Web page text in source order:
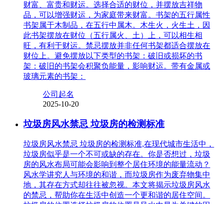
财富、富贵和财运。选择合适的财位，并摆放吉祥物
品，可以增强财运，为家庭带来财富。书架的五行属性
书架属于木制品，在五行中属木。木生火，火生土，因
此书架摆放在财位（五行属火、土）上，可以相生相
旺，有利于财运。禁忌摆放并非任何书架都适合摆放在
财位上。避免摆放以下类型的书架：破旧或损坏的书
架：破旧的书架会积聚负能量，影响财运。带有金属或
玻璃元素的书架：
公司起名
2025-10-20
垃圾房风水禁忌 垃圾房的检测标准
垃圾房风水禁忌 垃圾房的检测标准,在现代城市生活中，
垃圾房似乎是一个不可或缺的存在。你是否想过，垃圾
房的风水布局可能会影响到整个居住环境的能量流动？
风水学讲究人与环境的和谐，而垃圾房作为废弃物集中
地，其存在方式却往往被忽视。本文将揭示垃圾房风水
的禁忌，帮助你在生活中创造一个更和谐的居住空间。